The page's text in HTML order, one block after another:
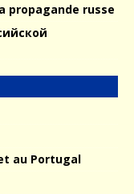
propagande russe
au Portugal